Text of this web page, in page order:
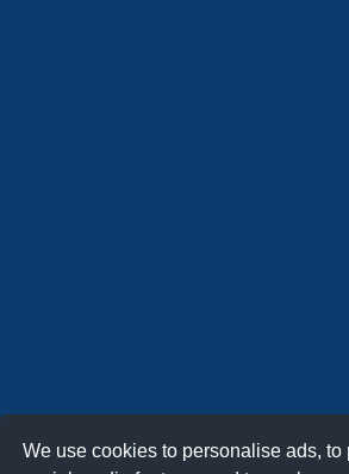
We use cookies to personalise ads, to